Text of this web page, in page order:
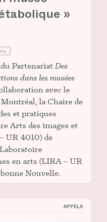
»
Partenariat Des
dans les musées
avec le
la Chaire de
et pratiques
Arts des images et
UR 4010) de
en arts (LIRA – UR
Nouvelle.
international de
APPELS